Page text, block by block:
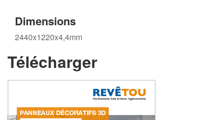
Dimensions
2440x1220x4,4mm
Télécharger